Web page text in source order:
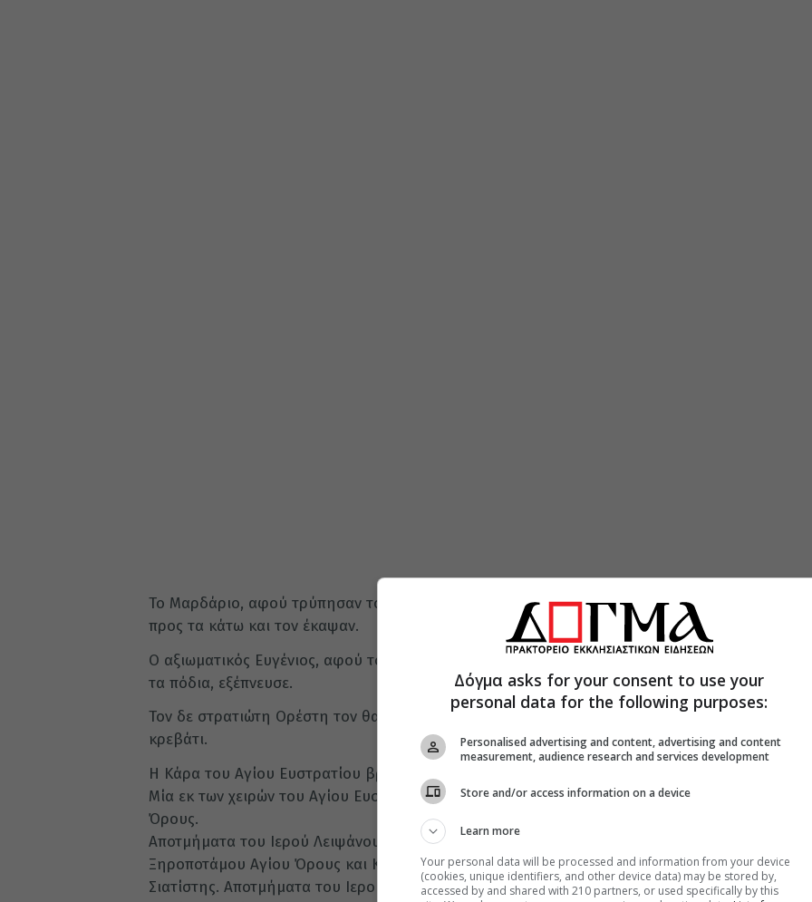
Το Μαρδάριο, αφού τρύπησαν τους αστραγάλους του τον κρέμασαν με το κεφάλι
προς τα κάτω και τον έκαψαν.
Ο αξιωματικός Ευγένιος, αφού του έκοψαν τη γλώσσα και τα χέρια και του έσπασαν
τα πόδια, εξέπνευσε.
Τον δε στρατιώτη Ορέστη τον θανάτωσαν, αφού τον ξάπλωσαν σε πυρακτωμένο
κρεβάτι.
Η Κάρα του Αγίου Ευστρατίου βρίσκεται στη Μονή Μεγ. Λαύρας Αγίου Όρους.
Μία εκ των χειρών του Αγίου Ευστρατίου βρίσκεται στη Μονή Κουτλουμουσίου Αγίου
Όρους.
Αποτμήματα του Ιερού Λειψάνου του Αγίου Αυξεντίου βρίσκονται στις Μονές
Ξηροποτάμου Αγίου Όρους και Κοιμήσεως Θεοτόκου Μικροκάστρου
Σιατίστης. Αποτμήματα του Ιερού Λειψάνου του Αγίου Μαρδάριου βρίσκονται στις
Δόγμα asks for your consent to use your
personal data for the following purposes:
Personalised advertising and content, advertising and content
measurement, audience research and services development
Store and/or access information on a device
Learn more
Your personal data will be processed and information from your device
(cookies, unique identifiers, and other device data) may be stored by,
accessed by and shared with 210 partners, or used specifically by this